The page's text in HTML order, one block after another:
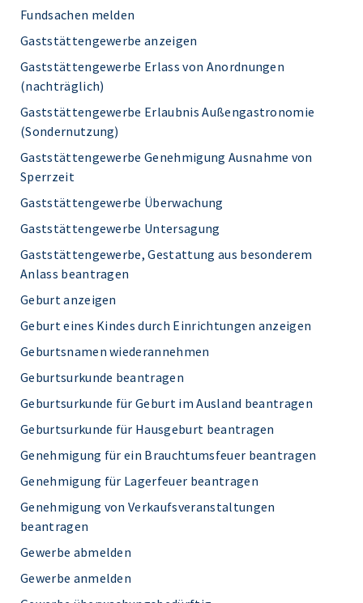
Fundsachen melden
Gaststättengewerbe anzeigen
Gaststättengewerbe Erlass von Anordnungen
(nachträglich)
Gaststättengewerbe Erlaubnis Außengastronomie
(Sondernutzung)
Gaststättengewerbe Genehmigung Ausnahme von
Sperrzeit
Gaststättengewerbe Überwachung
Gaststättengewerbe Untersagung
Gaststättengewerbe, Gestattung aus besonderem
Anlass beantragen
Geburt anzeigen
Geburt eines Kindes durch Einrichtungen anzeigen
Geburtsnamen wiederannehmen
Geburtsurkunde beantragen
Geburtsurkunde für Geburt im Ausland beantragen
Geburtsurkunde für Hausgeburt beantragen
Genehmigung für ein Brauchtumsfeuer beantragen
Genehmigung für Lagerfeuer beantragen
Genehmigung von Verkaufsveranstaltungen
beantragen
Gewerbe abmelden
Gewerbe anmelden